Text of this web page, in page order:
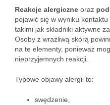
Reakcje alergiczne oraz
pojawić się w wyniku
takimi jak składniki aktywne
Osoby z wrażliwą skórą
na te elementy, ponieważ
nieprzyjemnych reakcji.
Typowe objawy alergii to:
swędzenie,